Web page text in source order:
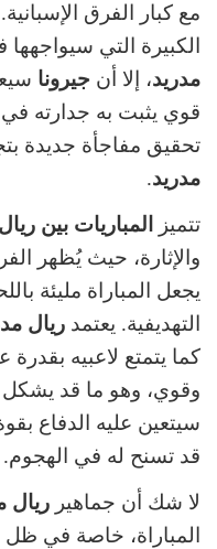
مع كبار الفرق
الكبيرة التي
مدريد، إلا أن جيرونا
قوي يثبت به جدارته في
تحقيق مفاجأة جديدة
مدريد.
تتميز
المباريات بين
والإثارة، حيث يُظهر
يجعل المباراة مليئة
التهديفية. يعتمد ريال
كما يتمتع لاعبيه
وقوي، وهو ما قد يشكل
سيتعين عليه الدفاع
قد تسنح له في الهجوم.
لا شك أن جماهير ريال
المباراة، خاصة في